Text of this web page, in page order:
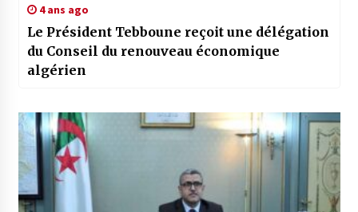
4 ans ago
Le Président Tebboune reçoit une délégation
du Conseil du renouveau économique
algérien